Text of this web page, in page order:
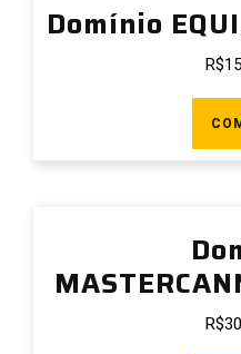
Domínio
R$
R$